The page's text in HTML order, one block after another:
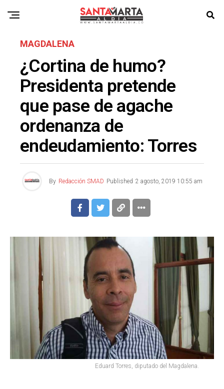
MAGDALENA
¿Cortina de humo?
Presidenta pretende
que pase de agache
ordenanza de
endeudamiento: Torres
By Redacción SMAD Published 2 agosto, 2019 10:55 am
Eduard Torres, diputado del Magdalena.